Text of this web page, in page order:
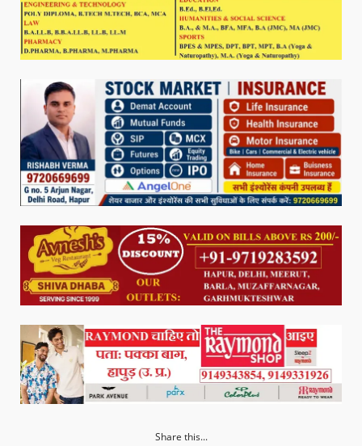
Share this...